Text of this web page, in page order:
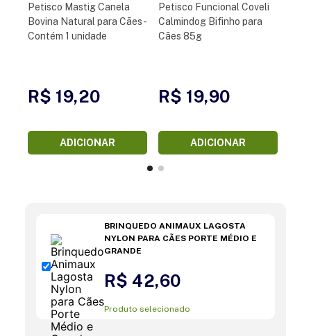
Petisco Mastig Canela
Bovina Natural para Cães -
Contém 1 unidade
R$ 19,20
ADICIONAR
Petisco Funcional Coveli
Calmindog Bifinho para
Cães 85g
R$ 19,90
ADICIONAR
BRINQUEDO ANIMAUX LAGOSTA
NYLON PARA CÃES PORTE MÉDIO E
GRANDE
R$ 42,60
Produto selecionado